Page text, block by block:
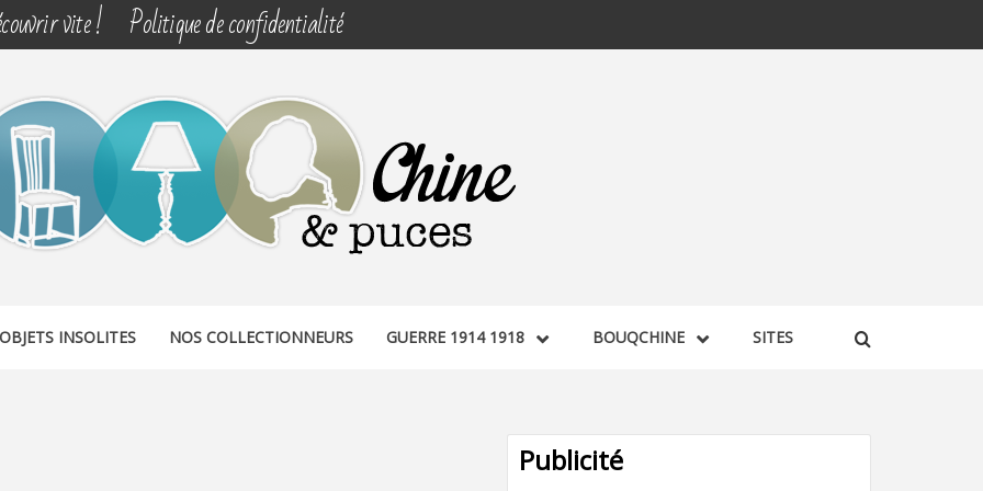
vite ! Politique de confidentialité
PUCES
OBJETS INSOLITES NOS COLLECTIONNEURS GUERRE 1914 1918 BOUQCHINE SITES
Publicité